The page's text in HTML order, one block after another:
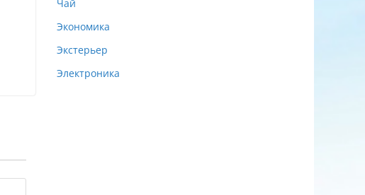
Чай
Экономика
Экстерьер
Электроника